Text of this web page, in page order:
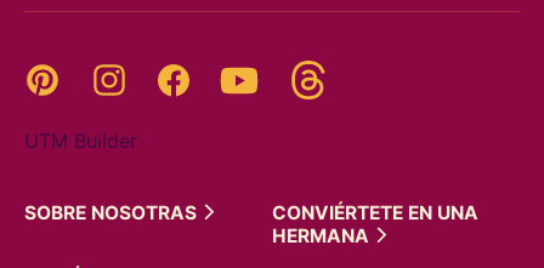
Pinterest InstagramFacebookYouTube
UTM Builder
SOBRE NOSOTRAS
CONVIÉRTETE EN UNA
HERMANA